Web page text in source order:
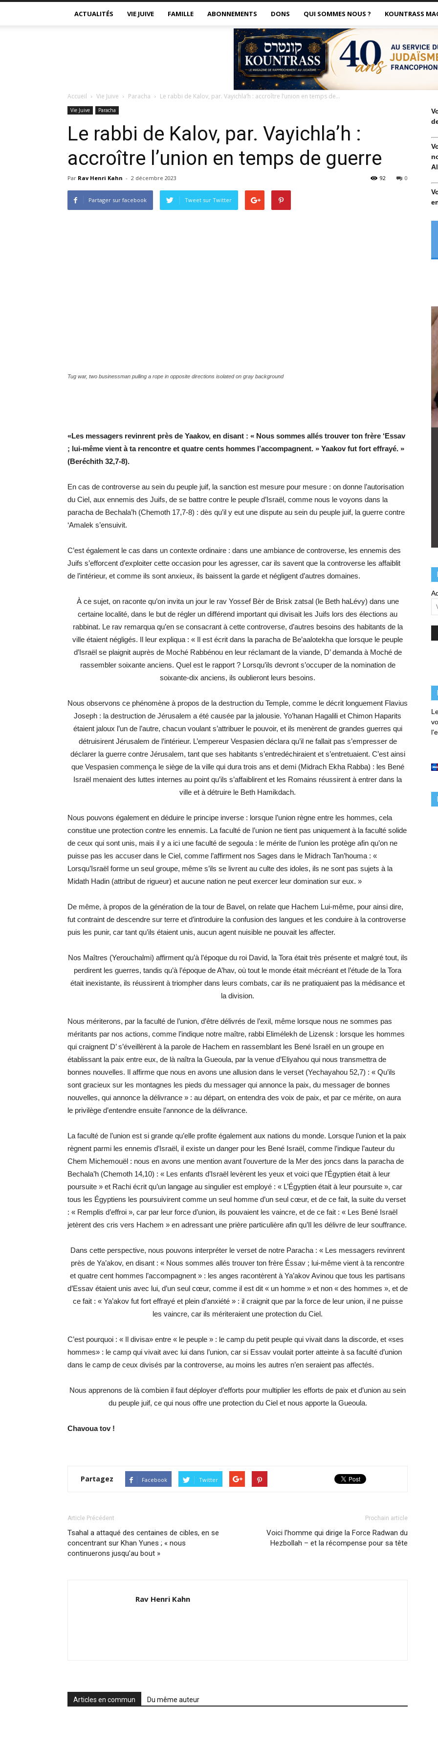
ACTUALITÉS VIE JUIVE FAMILLE ABONNEMENTS DONS QUI SOMMES NOUS ? KOUNTRASS
Accueil Vie Juive Paracha Le rabbi de Kalov, par. Vayichla’h : accroître l’union en temps de...
Vie Juive Paracha
Le rabbi de Kalov, par. Vayichla’h :
accroître l’union en temps de guerre
Par Rav Henri Kahn - 2 décembre 2023 0
92
Partager sur facebook Tweet sur Twitter
Tug war, two businessman pulling a rope in opposite directions isolated on gray background
«Les messagers revinrent près de Yaakov, en disant : « Nous sommes allés trouver ton frère ‘Essav
; lui-même vient à ta rencontre et quatre cents hommes l’accompagnent. » Yaakov fut fort effrayé. »
(Beréchith 32,7-8).
En cas de controverse au sein du peuple juif, la sanction est mesure pour mesure : on donne l’autorisation
du Ciel, aux ennemis des Juifs, de se battre contre le peuple d’Israël, comme nous le voyons dans la
paracha de Bechala’h (Chemoth 17,7-8) : dès qu’il y eut une dispute au sein du peuple juif, la guerre contre
‘Amalek s’ensuivit.
C’est également le cas dans un contexte ordinaire : dans une ambiance de controverse, les ennemis des
Juifs s’efforcent d’exploiter cette occasion pour les agresser, car ils savent que la controverse les affaiblit
de l’intérieur, et comme ils sont anxieux, ils baissent la garde et négligent d’autres domaines.
À ce sujet, on raconte qu’on invita un jour le rav Yossef Bèr de Brisk zatsal (le Beth haLévy) dans une
certaine localité, dans le but de régler un différend important qui divisait les Juifs lors des élections au
rabbinat. Le rav remarqua qu’en se consacrant à cette controverse, d’autres besoins des habitants de la
ville étaient négligés. Il leur expliqua : « Il est écrit dans la paracha de Be’aalotekha que lorsque le peuple
d’Israël se plaignit auprès de Moché Rabbénou en leur réclamant de la viande, D’ demanda à Moché de
rassembler soixante anciens. Quel est le rapport ? Lorsqu’ils devront s’occuper de la nomination de
soixante-dix anciens, ils oublieront leurs besoins.
Nous observons ce phénomène à propos de la destruction du Temple, comme le décrit longuement Flavius
Joseph : la destruction de Jérusalem a été causée par la jalousie. Yo’hanan Hagalili et Chimon Haparits
étaient jaloux l’un de l’autre, chacun voulant s’attribuer le pouvoir, et ils menèrent de grandes guerres qui
détruisirent Jérusalem de l’intérieur. L’empereur Vespasien déclara qu’il ne fallait pas s’empresser de
déclarer la guerre contre Jérusalem, tant que ses habitants s’entredéchiraient et s’entretuaient. C’est ainsi
que Vespasien commença le siège de la ville qui dura trois ans et demi (Midrach Ekha Rabba) : les Bené
Israël menaient des luttes internes au point qu’ils s’affaiblirent et les Romains réussirent à entrer dans la
ville et à détruire le Beth Hamikdach.
Nous pouvons également en déduire le principe inverse : lorsque l’union règne entre les hommes, cela
constitue une protection contre les ennemis. La faculté de l’union ne tient pas uniquement à la faculté solide
de ceux qui sont unis, mais il y a ici une faculté de segoula : le mérite de l’union les protège afin qu’on ne
puisse pas les accuser dans le Ciel, comme l’affirment nos Sages dans le Midrach Tan’houma : «
Lorsqu’Israël forme un seul groupe, même s’ils se livrent au culte des idoles, ils ne sont pas sujets à la
Midath Hadin (attribut de rigueur) et aucune nation ne peut exercer leur domination sur eux. »
De même, à propos de la génération de la tour de Bavel, on relate que Hachem Lui-même, pour ainsi dire,
fut contraint de descendre sur terre et d’introduire la confusion des langues et les conduire à la controverse
puis les punir, car tant qu’ils étaient unis, aucun agent nuisible ne pouvait les affecter.
Nos Maîtres (Yerouchalmi) affirment qu’à l’époque du roi David, la Tora était très présente et malgré tout, ils
perdirent les guerres, tandis qu’à l’époque de A’hav, où tout le monde était mécréant et l’étude de la Tora
était inexistante, ils réussirent à triompher dans leurs combats, car ils ne pratiquaient pas la médisance et
la division.
Nous mériterons, par la faculté de l’union, d’être délivrés de l’exil, même lorsque nous ne sommes pas
méritants par nos actions, comme l’indique notre maître, rabbi Elimélekh de Lizensk : lorsque les hommes
qui craignent D’ s’éveillèrent à la parole de Hachem en rassemblant les Bené Israël en un groupe en
établissant la paix entre eux, de là naîtra la Gueoula, par la venue d’Eliyahou qui nous transmettra de
bonnes nouvelles. Il affirme que nous en avons une allusion dans le verset (Yechayahou 52,7) : « Qu’ils
sont gracieux sur les montagnes les pieds du messager qui annonce la paix, du messager de bonnes
nouvelles, qui annonce la délivrance » : au départ, on entendra des voix de paix, et par ce mérite, on aura
le privilège d’entendre ensuite l’annonce de la délivrance.
La faculté de l’union est si grande qu’elle profite également aux nations du monde. Lorsque l’union et la paix
règnent parmi les ennemis d’Israël, il existe un danger pour les Bené Israël, comme l’indique l’auteur du
Chem Michemouël : nous en avons une mention avant l’ouverture de la Mer des joncs dans la paracha de
Bechala’h (Chemoth 14,10) : « Les enfants d’Israël levèrent les yeux et voici que l’Égyptien était à leur
poursuite » et Rachi écrit qu’un langage au singulier est employé : « L’Égyptien était à leur poursuite », car
tous les Égyptiens les poursuivirent comme un seul homme d’un seul cœur, et de ce fait, la suite du verset
: « Remplis d’effroi », car par leur force d’union, ils pouvaient les vaincre, et de ce fait : « Les Bené Israël
jetèrent des cris vers Hachem » en adressant une prière particulière afin qu’Il les délivre de leur souffrance.
Dans cette perspective, nous pouvons interpréter le verset de notre Paracha : « Les messagers revinrent
près de Ya’akov, en disant : « Nous sommes allés trouver ton frère Éssav ; lui-même vient à ta rencontre
et quatre cent hommes l’accompagnent » : les anges racontèrent à Ya’akov Avinou que tous les partisans
d’Essav étaient unis avec lui, d’un seul cœur, comme il est dit « un homme » et non « des hommes », et de
ce fait : « Ya’akov fut fort effrayé et plein d’anxiété » : il craignit que par la force de leur union, il ne puisse
les vaincre, car ils mériteraient une protection du Ciel.
C’est pourquoi : « Il divisa» entre « le peuple » : le camp du petit peuple qui vivait dans la discorde, et «ses
hommes» : le camp qui vivait avec lui dans l’union, car si Essav voulait porter atteinte à sa faculté d’union
dans le camp de ceux divisés par la controverse, au moins les autres n’en seraient pas affectés.
Nous apprenons de là combien il faut déployer d’efforts pour multiplier les efforts de paix et d’union au sein
du peuple juif, ce qui nous offre une protection du Ciel et nous apporte la Gueoula.
Chavoua tov !
Partagez Facebook Twitter
Article Précédent
Tsahal a attaqué des centaines de cibles, en se
concentrant sur Khan Yunes ; « nous
continuerons jusqu’au bout »
Prochain article
Voici l’homme qui dirige la Force Radwan du
Hezbollah – et la récompense pour sa tête
Rav Henri Kahn
Articles en commun Du même auteur